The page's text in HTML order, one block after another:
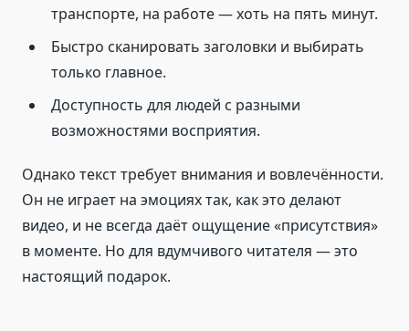
транспорте, на работе — хоть на пять минут.
Быстро сканировать заголовки и выбирать
только главное.
Доступность для людей с разными
возможностями восприятия.
Однако текст требует внимания и вовлечённости.
Он не играет на эмоциях так, как это делают
видео, и не всегда даёт ощущение «присутствия»
в моменте. Но для вдумчивого читателя — это
настоящий подарок.